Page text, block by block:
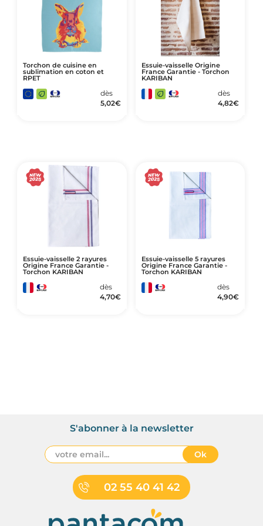
Torchon de cuisine en
sublimation en coton et
RPET
dès
5,02€
Essuie-vaisselle Origine
France Garantie - Torchon
KARIBAN
dès
4,82€
Essuie-vaisselle 2 rayures
Origine France Garantie -
Torchon KARIBAN
dès
4,70€
Essuie-vaisselle 5 rayures
Origine France Garantie -
Torchon KARIBAN
dès
4,90€
02 55 40 41 42
S'abonner à la newsletter
Ok